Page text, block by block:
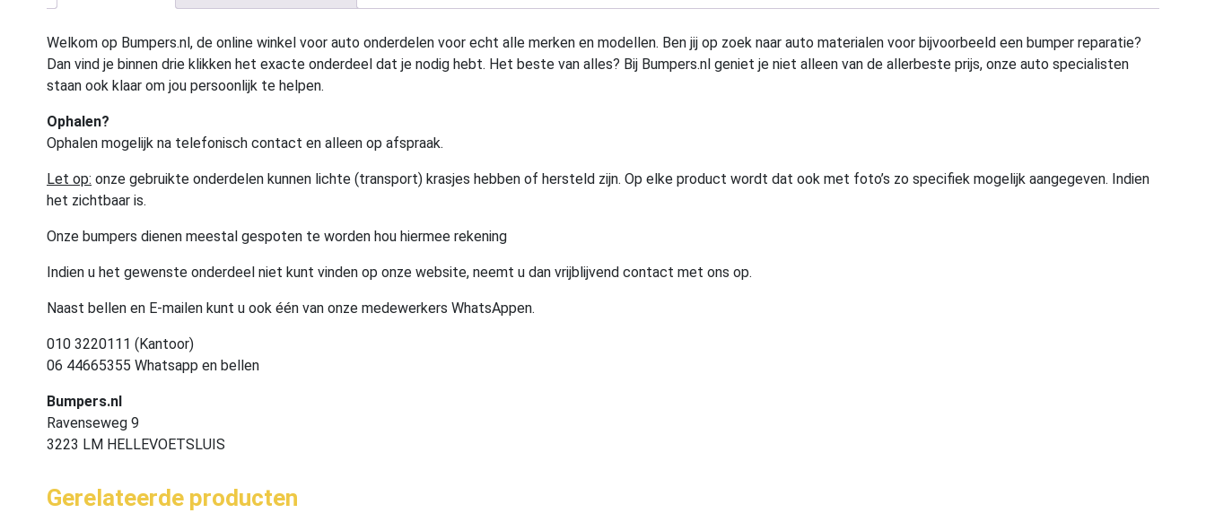
Welkom op Bumpers.nl, de online winkel voor auto onderdelen voor echt alle merken en modellen. Ben jij op zoek naar auto materialen voor bijvoorbeeld een bumper reparatie?
Dan vind je binnen drie klikken het exacte onderdeel dat je nodig hebt. Het beste van alles? Bij Bumpers.nl geniet je niet alleen van de allerbeste prijs, onze auto specialisten
staan ook klaar om jou persoonlijk te helpen.
Ophalen?
Ophalen mogelijk na telefonisch contact en alleen op afspraak.
Let op: onze gebruikte onderdelen kunnen lichte (transport) krasjes hebben of hersteld zijn. Op elke product wordt dat ook met foto’s zo specifiek mogelijk aangegeven. Indien
het zichtbaar is.
Onze bumpers dienen meestal gespoten te worden hou hiermee rekening
Indien u het gewenste onderdeel niet kunt vinden op onze website, neemt u dan vrijblijvend contact met ons op.
Naast bellen en E-mailen kunt u ook één van onze medewerkers WhatsAppen.
010 3220111 (Kantoor)
06 44665355 Whatsapp en bellen
Bumpers.nl
Ravenseweg 9
3223 LM HELLEVOETSLUIS
Gerelateerde producten